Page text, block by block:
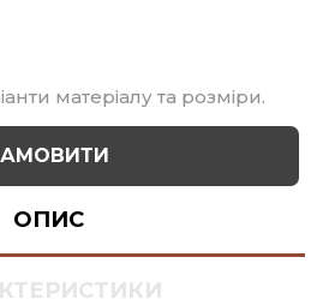
матеріалу та розміри.
ОПИС